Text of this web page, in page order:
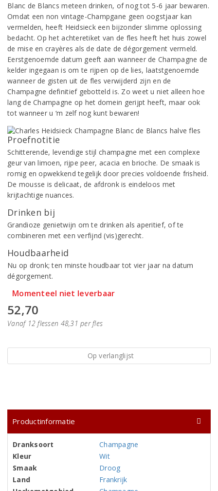
Blanc de Blancs meteen drinken, of nog tot 5-6 jaar bewaren.
Omdat een non vintage-Champgane geen oogstjaar kan
vermelden, heeft Heidsieck een bijzonder slimme oplossing
bedacht. Op het achteretiket van de fles heeft het huis zowel
de mise en crayères als de date de dégorgement vermeld.
Eerstgenoemde datum geeft aan wanneer de Champagne de
kelder ingegaan is om te rijpen op de lies, laatstgenoemde
wanneer de gisten uit de fles verwijderd zijn en de
Champagne definitief gebotteld is. Zo weet u niet alleen hoe
lang de Champagne op het domein gerijpt heeft, maar ook
tot wanneer u ‘m zelf nog kunt bewaren!
Proefnotitie
Schitterende, levendige stijl champagne met een complexe
geur van limoen, rijpe peer, acacia en brioche. De smaak is
romig en opwekkend tegelijk door precies voldoende frisheid.
De mousse is delicaat, de afdronk is eindeloos met
krijtachtige nuances.
Drinken bij
Grandioze genietwijn om te drinken als aperitief, of te
combineren met een verfijnd (vis)gerecht.
Houdbaarheid
Nu op dronk; ten minste houdbaar tot vier jaar na datum
dégorgement.
Momenteel niet leverbaar
52,70
Vanaf 12 flessen 48,31 per fles
Op verlanglijst
Productinformatie
Dranksoort
Champagne
Kleur
Wit
Smaak
Droog
Land
Frankrijk